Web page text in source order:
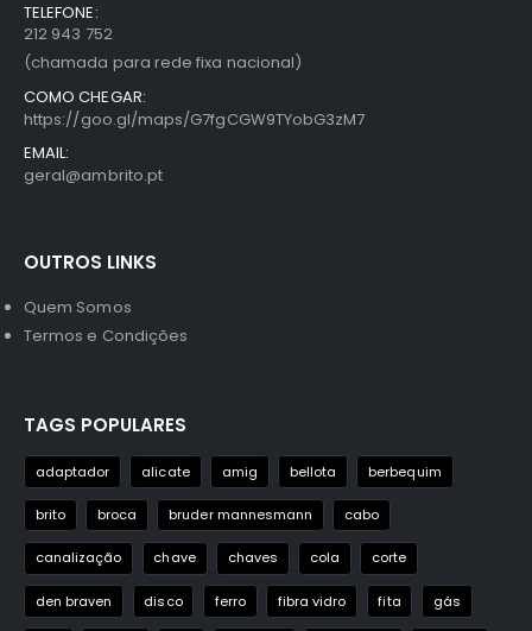
TELEFONE:
212 943 752
(chamada para rede fixa nacional)
COMO CHEGAR:
https://goo.gl/maps/G7fgCGW9TYobG3zM7
EMAIL:
geral@ambrito.pt
OUTROS LINKS
Quem Somos
Termos e Condições
TAGS POPULARES
adaptador alicate amig bellota berbequim
brito broca bruder mannesmann cabo
canalização chave chaves cola corte
den braven disco ferro fibra vidro fita gás